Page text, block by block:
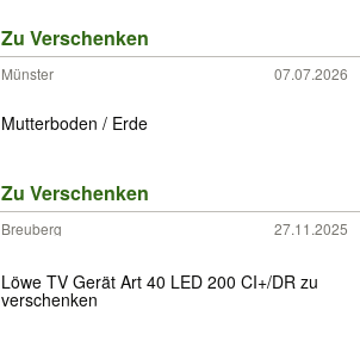
Zu Verschenken
Münster 07.07.2026
Mutterboden / Erde
Zu Verschenken
Breuberg 27.11.2025
Löwe TV Gerät Art 40 LED 200 CI+/DR zu
verschenken